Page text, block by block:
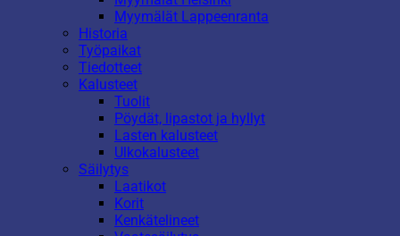
Myymälät Lappeenranta
Historia
Työpaikat
Tiedotteet
Kalusteet
Tuolit
Pöydät, lipastot ja hyllyt
Lasten kalusteet
Ulkokalusteet
Säilytys
Laatikot
Korit
Kenkätelineet